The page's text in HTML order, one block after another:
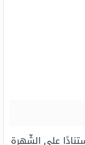
على الشّهرة